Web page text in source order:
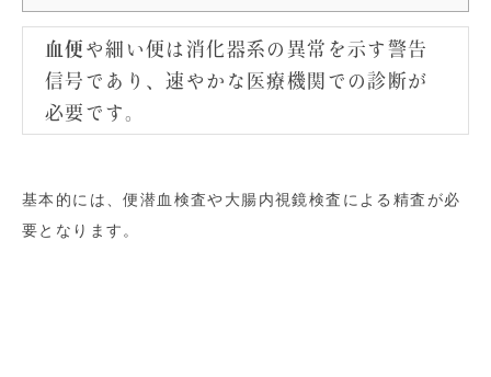
血便 や細い便は消化器系の異常を示す警告
信号であり、速やかな医療機関での診断が
必要です。
基本的には、便潜血検査や大腸内視鏡検査による精査が必
要となります。